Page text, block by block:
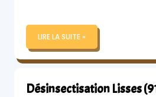
LIRE LA SUITE »
Désinsectisation Lisses